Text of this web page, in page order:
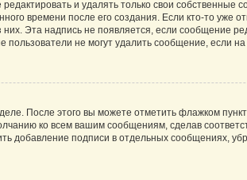
и удалять только свои
времени после его создания. Если кто-то уже
Эта надпись не появляется, если сообщение
не могут удалить сообщение, если на
После этого вы можете отметить флажком пункт
ко всем вашим сообщениям, сделав
добавление подписи в отдельных сообщениях,